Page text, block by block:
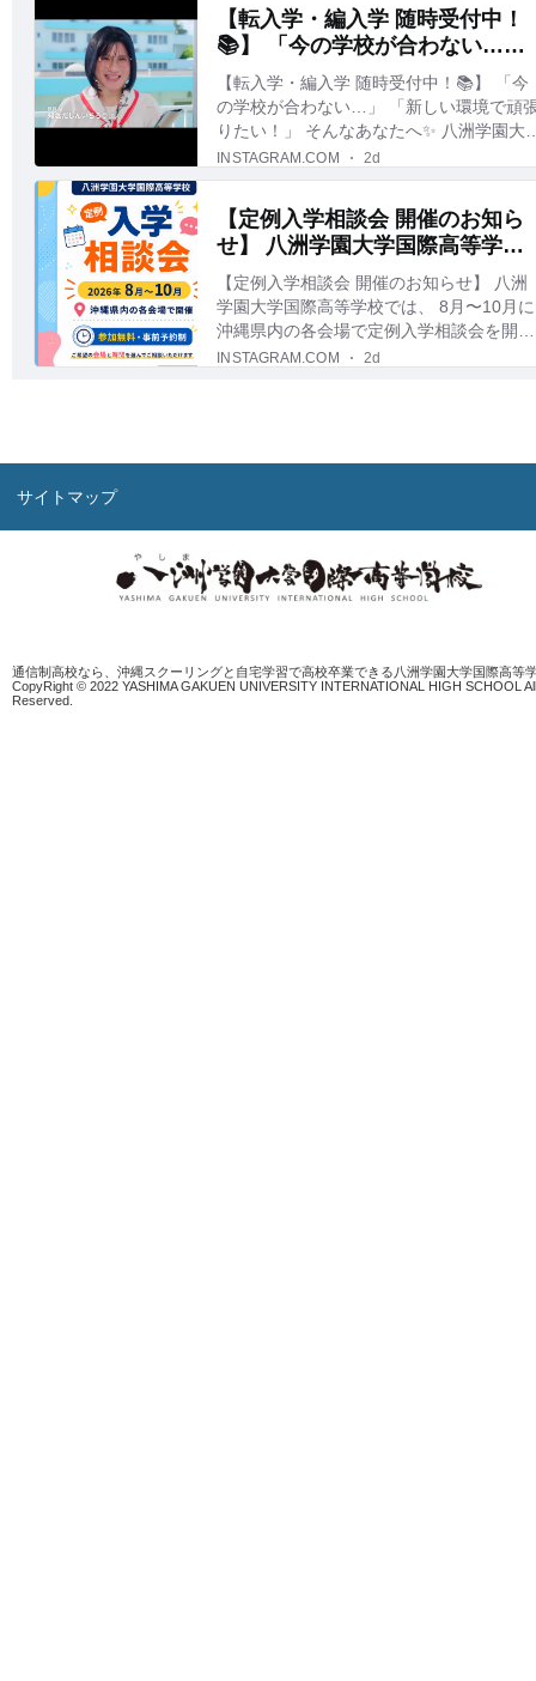
サイトマップ
通信制高校なら、沖縄スクーリングと自宅学習で高校卒業できる八洲学園大学国際高等
CopyRight © 2022 YASHIMA GAKUEN UNIVERSITY INTERNATIONAL HIGH SCHOOL
Reserved.